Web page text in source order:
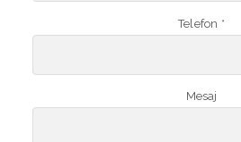
Telefon *
Mesaj